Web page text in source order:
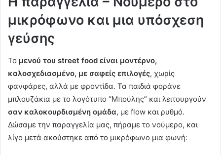
μικρόφωνο και μια υπόσχεση
γεύσης
Το μενού του street food είναι μοντέρνο,
καλοσχεδιασμένο, με σαφείς επιλογές, χωρίς
φανφάρες, αλλά με φροντίδα. Τα παιδιά φοράνε
μπλουζάκια με το λογότυπο “Μπούλης” και λειτουργούν
σαν καλοκουρδισμένη ομάδα, με flow και ρυθμό.
Δώσαμε την παραγγελία μας, πήραμε το νούμερο, και
λίγο μετά ακούστηκε από το μικρόφωνο μια φωνή: